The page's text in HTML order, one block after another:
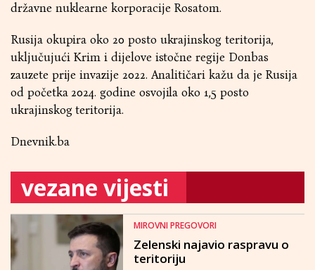
državne nuklearne korporacije Rosatom.
Rusija okupira oko 20 posto ukrajinskog teritorija,
uključujući Krim i dijelove istočne regije Donbas
zauzete prije invazije 2022. Analitičari kažu da je Rusija
od početka 2024. godine osvojila oko 1,5 posto
ukrajinskog teritorija.
Dnevnik.ba
vezane vijesti
MIROVNI PREGOVORI
Zelenski najavio raspravu o
teritoriju